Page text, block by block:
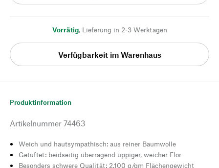
Vorrätig, Lieferung in 2-3 Werktagen
Verfügbarkeit im Warenhaus
Produktinformation
Artikelnummer 74463
Weich und hautsympathisch: aus reiner Baumwolle
Getuftet: beidseitig überragend üppiger, weicher Flor
Besonders schwere Qualität: 2.100 g/qm Flächengewicht